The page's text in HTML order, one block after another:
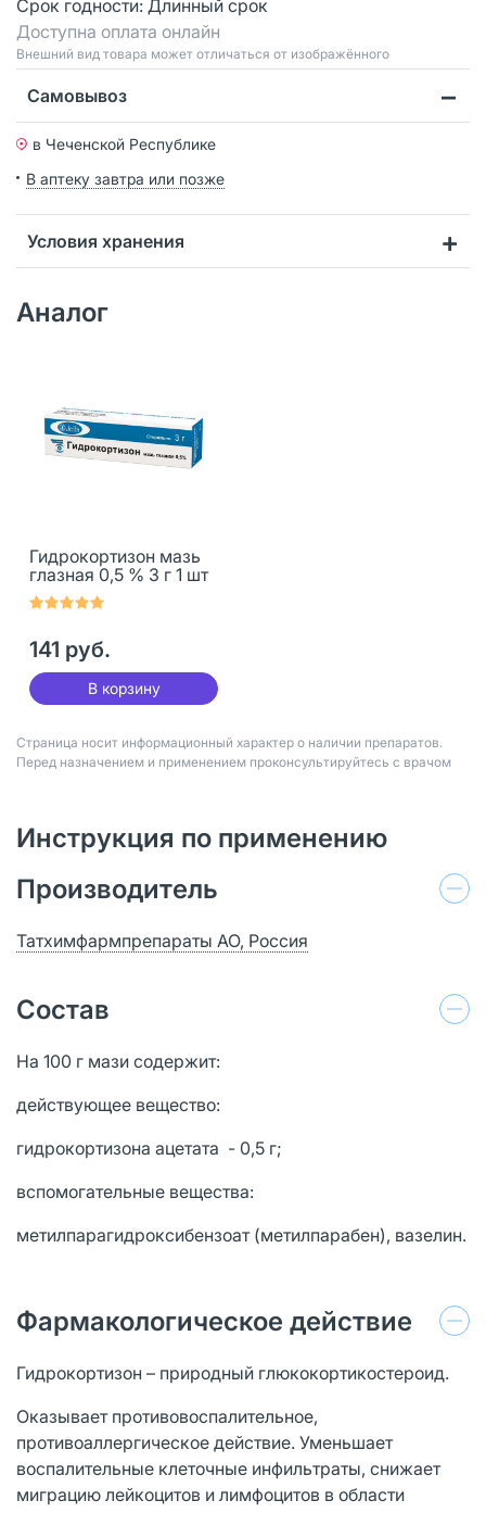
Срок годности: Длинный срок
Доступна оплата онлайн
Bнешний вид товара может отличаться от изображённого
Самовывоз
в Чеченской Республике
В аптеку завтра или позже
Условия хранения
Аналог
Гидрокортизон мазь
глазная 0,5 % 3 г 1 шт
141 руб.
В корзину
Страница носит информационный характер о наличии препаратов.
Перед назначением и применением проконсультируйтесь с врачом
Инструкция по применению
Производитель
Татхимфармпрепараты АО, Россия
Состав
На 100 г мази содержит:
действующее вещество:
гидрокортизона ацетата - 0,5 г;
вспомогательные вещества:
метилпарагидроксибензоат (метилпарабен), вазелин.
Фармакологическое действие
Гидрокортизон – природный глюкокортикостероид.
Оказывает противовоспалительное,
противоаллергическое действие. Уменьшает
воспалительные клеточные инфильтраты, снижает
миграцию лейкоцитов и лимфоцитов в области